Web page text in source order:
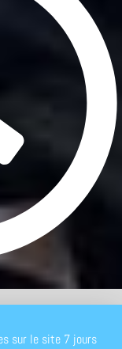
sur le site 7 jours